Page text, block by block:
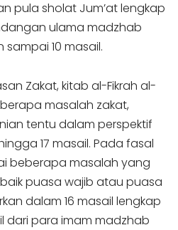
pula sholat Jum’at lengkap
ulama madzhab
sampai 10 masail.
Zakat, kitab al-Fikrah al-
masalah zakat,
tentu dalam perspektif
17 masail. Pada fasal
beberapa masalah yang
puasa wajib atau puasa
dalam 16 masail lengkap
dari para imam madzhab